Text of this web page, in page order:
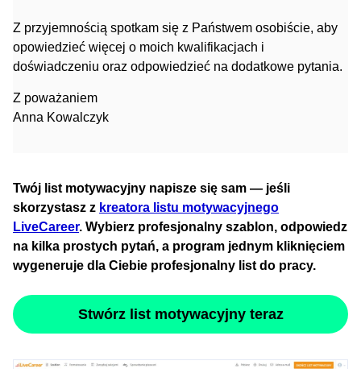
Z przyjemnością spotkam się z Państwem osobiście, aby
opowiedzieć więcej o moich kwalifikacjach i
doświadczeniu oraz odpowiedzieć na dodatkowe pytania.
Z poważaniem
Anna Kowalczyk
Twój list motywacyjny napisze się sam — jeśli
skorzystasz z kreatora listu motywacyjnego
LiveCareer. Wybierz profesjonalny szablon, odpowiedz
na kilka prostych pytań, a program jednym kliknięciem
wygeneruje dla Ciebie profesjonalny list do pracy.
Stwórz list motywacyjny teraz